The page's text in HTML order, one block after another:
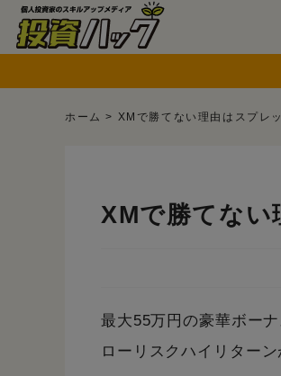
ホーム > XMで勝てない理由はスプレ
XMで勝てない
最大55万円の豪華ボー
ローリスクハイリター